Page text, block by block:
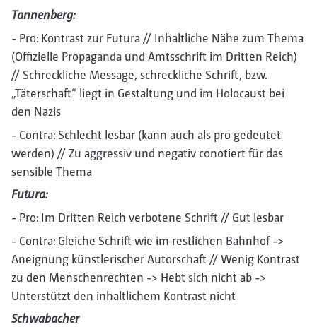
Tannenberg:
- Pro: Kontrast zur Futura // Inhaltliche Nähe zum Thema
(Offizielle Propaganda und Amtsschrift im Dritten Reich)
// Schreckliche Message, schreckliche Schrift, bzw.
„Täterschaft“ liegt in Gestaltung und im Holocaust bei
den Nazis
- Contra: Schlecht lesbar (kann auch als pro gedeutet
werden) // Zu aggressiv und negativ conotiert für das
sensible Thema
Futura:
- Pro: Im Dritten Reich verbotene Schrift // Gut lesbar
- Contra: Gleiche Schrift wie im restlichen Bahnhof ->
Aneignung künstlerischer Autorschaft // Wenig Kontrast
zu den Menschenrechten -> Hebt sich nicht ab ->
Unterstützt den inhaltlichem Kontrast nicht
Schwabacher